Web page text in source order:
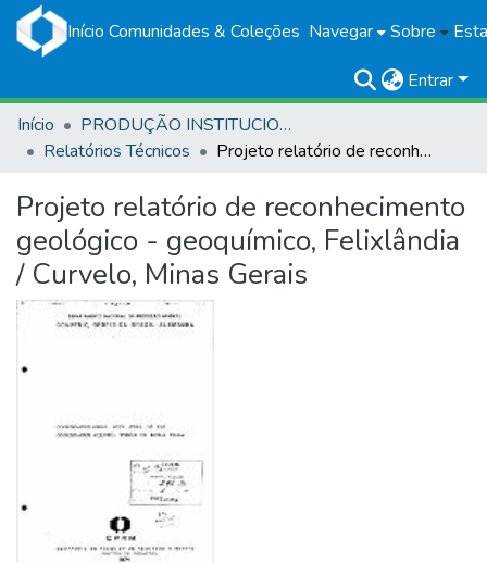
Início Comunidades & Coleções Navegar Sobre
Entrar
Início
PRODUÇÃO INSTITUCIONAL
Relatórios Técnicos
Projeto relatório de reconhecimento geológico - geoquímico, Felixlândia / Curvelo, Minas Gerais
Projeto relatório de reconhecimento
geológico - geoquímico, Felixlândia
/ Curvelo, Minas Gerais